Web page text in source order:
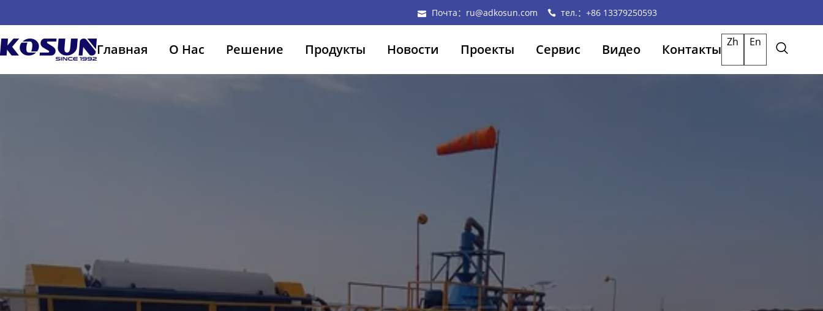
Почта：ru@adkosun.com тел.：+86 13379250593
Главная О Нас Решение Продукты Новости Проекты Сервис Видео Контакты Zh En